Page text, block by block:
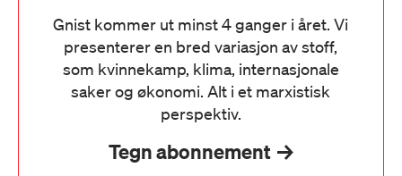
Gnist kommer ut minst 4 ganger i året. Vi
presenterer en bred variasjon av stoff,
som kvinnekamp, klima, internasjonale
saker og økonomi. Alt i et marxistisk
perspektiv.
Tegn abonnement